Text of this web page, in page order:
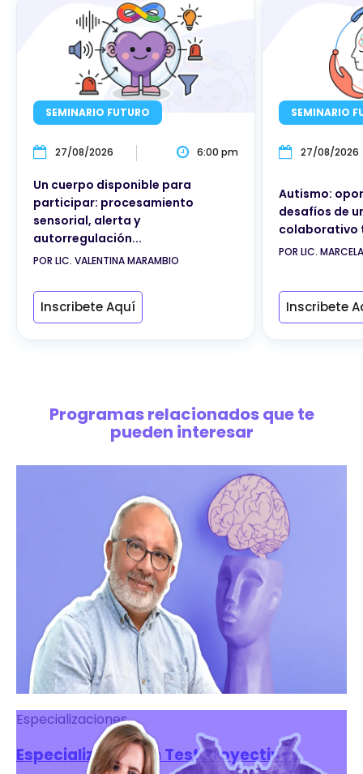
SEMINARIO FUTURO
27/08/2026 6:00 pm
Un cuerpo disponible para
participar: procesamiento
sensorial, alerta y
autorregulación...
POR LIC. VALENTINA MARAMBIO
Inscribete Aquí
SEMINARIO
27/08/2026
Autismo:
desafíos de
colaborativo
POR LIC.
Inscribete
Programas relacionados que te
pueden interesar